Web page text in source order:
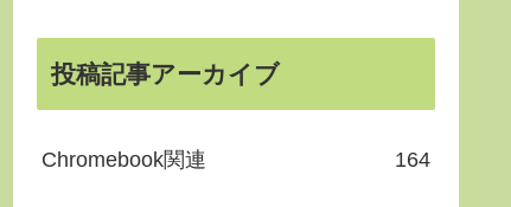
投稿記事アーカイブ
Chromebook関連 164